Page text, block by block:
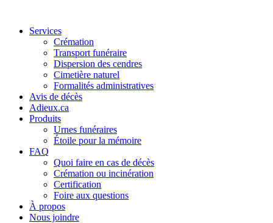
Services
Crémation
Transport funéraire
Dispersion des cendres
Cimetière naturel
Formalités administratives
Avis de décès
Adieux.ca
Produits
Urnes funéraires
Étoile pour la mémoire
FAQ
Quoi faire en cas de décès
Crémation ou incinération
Certification
Foire aux questions
À propos
Nous joindre